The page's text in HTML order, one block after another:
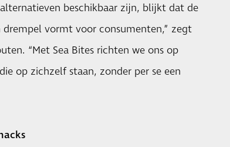
beschikbaar zijn, blijkt dat de
vormt voor consumenten,” zegt
“Met Sea Bites richten we ons op
op zichzelf staan, zonder per se een